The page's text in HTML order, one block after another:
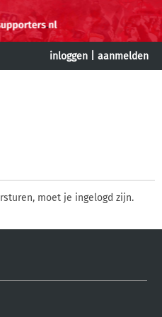
inloggen aanmelden
moet je ingelogd zijn.